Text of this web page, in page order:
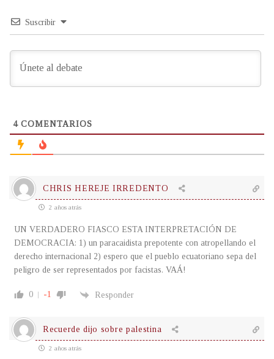
Suscribir
4COMENTARIOS
CHRIS HEREJE IRREDENTO
2 años atrás
UN VERDADERO FIASCO ESTA INTERPRETACIÓN DE
DEMOCRACIA: 1) un paracaidista prepotente con atropellando el
derecho internacional 2) espero que el pueblo ecuatoriano sepa del
peligro de ser representados por facistas. VAÁ!
0 -1 Responder
Recuerde dijo sobre palestina
2 años atrás